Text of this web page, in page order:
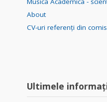
About
CV-uri referenți din
Ultimele